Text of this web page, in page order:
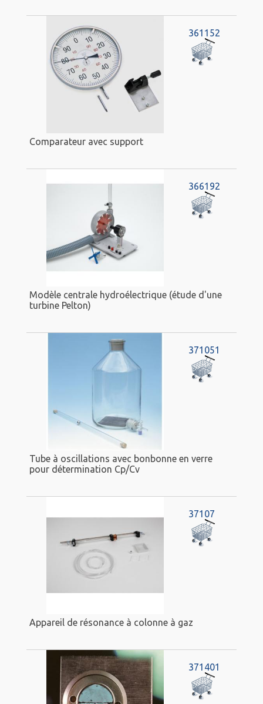
361152
Comparateur avec support
366192
Modèle centrale hydroélectrique (étude d'une
turbine Pelton)
371051
Tube à oscillations avec bonbonne en verre
pour détermination Cp/Cv
37107
Appareil de résonance à colonne à gaz
371401